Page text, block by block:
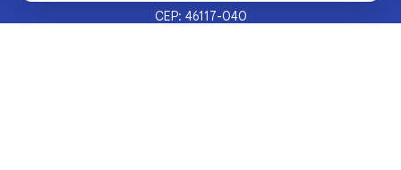
CEP: 46117-040